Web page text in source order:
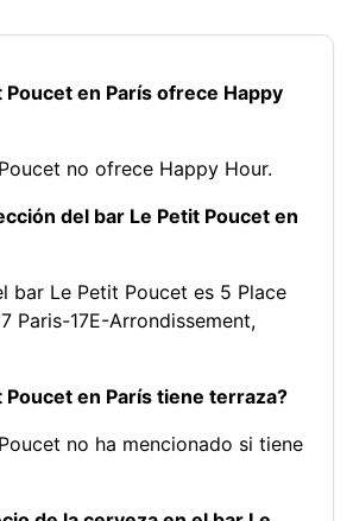
Poucet en París ofrece Happy
no ofrece Happy Hour.
del bar Le Petit Poucet en
bar Le Petit Poucet es 5 Place
Paris-17E-Arrondissement,
Poucet en París tiene terraza?
no ha mencionado si tiene